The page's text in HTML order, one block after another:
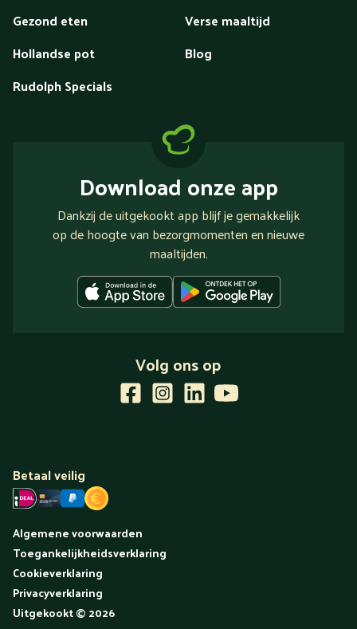
Gezond eten
Verse maaltijd
Hollandse pot
Blog
Rudolph Specials
Download onze app
Dankzij de uitgekookt app blijf je gemakkelijk
op de hoogte van bezorgmomenten en nieuwe
maaltijden.
Volg ons op
Betaal veilig
Algemene voorwaarden
Toegankelijkheidsverklaring
Cookieverklaring
Privacyverklaring
Uitgekookt© 2026